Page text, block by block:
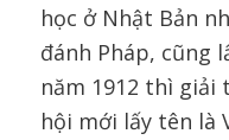
học ở Nhật Bản
đánh Pháp, cũng
năm 1912 thì
hội mới lấy tên là